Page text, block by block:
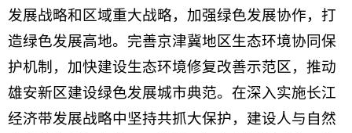
发展战略和区域重大战略，加强绿色发展协作，打
造绿色发展高地。完善京津冀地区生态环境协同保
护机制，加快建设生态环境修复改善示范区，推动
雄安新区建设绿色发展城市典范。在深入实施长江
经济带发展战略中坚持共抓大保护，建设人与自然